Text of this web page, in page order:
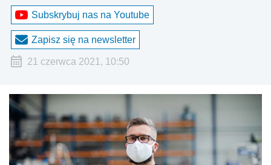
Subskrybuj nas na Youtube
Zapisz się na newsletter
21 czerwca 2021, 10:50